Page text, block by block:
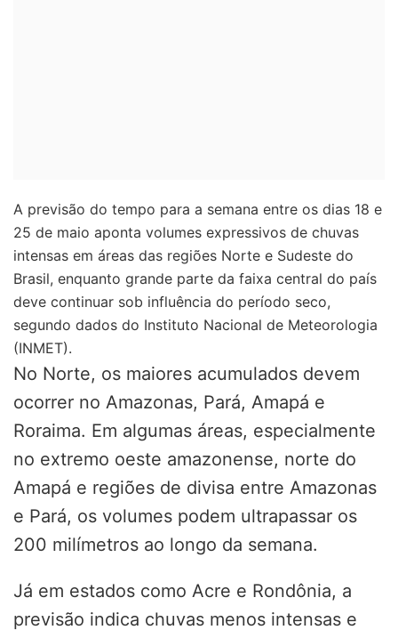
A previsão do tempo para a semana entre os dias 18 e
25 de maio aponta volumes expressivos de chuvas
intensas em áreas das regiões Norte e Sudeste do
Brasil, enquanto grande parte da faixa central do país
deve continuar sob influência do período seco,
segundo dados do Instituto Nacional de Meteorologia
(INMET).
No Norte, os maiores acumulados devem
ocorrer no Amazonas, Pará, Amapá e
Roraima. Em algumas áreas, especialmente
no extremo oeste amazonense, norte do
Amapá e regiões de divisa entre Amazonas
e Pará, os volumes podem ultrapassar os
200 milímetros ao longo da semana.
Já em estados como Acre e Rondônia, a
previsão indica chuvas menos intensas e